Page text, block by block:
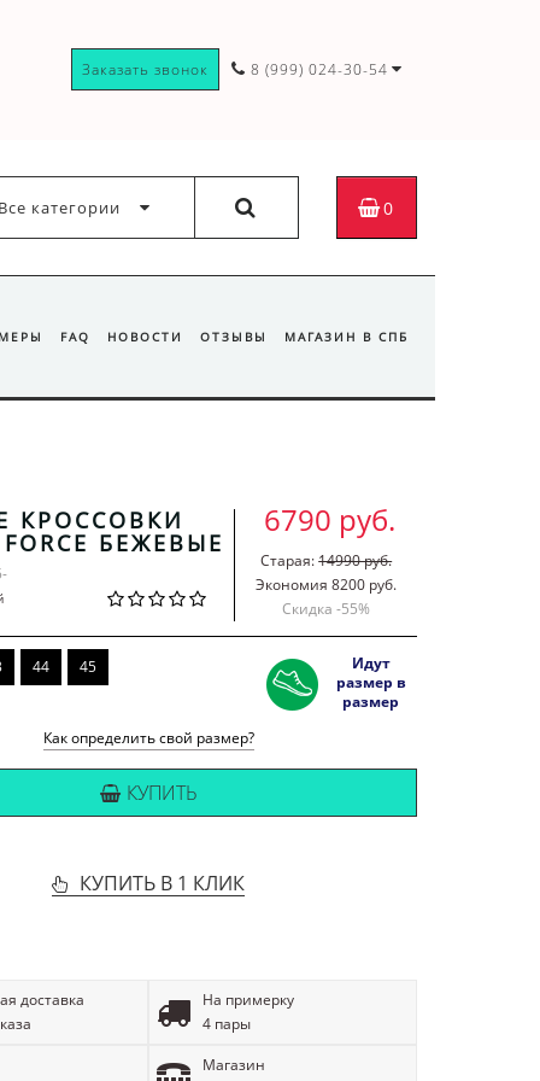
Заказать звонок 8 (999) 024-30-54
Все категории 0
FAQ НОВОСТИ ОТЗЫВЫ МАГАЗИН В СПБ
КРОССОВКИ
БЕЖЕВЫЕ
6790 руб.
Старая:14990 руб.
Экономия 8200 руб.
Скидка -55%
44 45
Идут
размер в
размер
Как определить свой размер?
КУПИТЬ
КУПИТЬ В 1 КЛИК
доставка
На примерку
4 пары
Магазин